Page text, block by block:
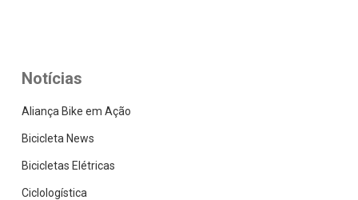
Notícias
Aliança Bike em Ação
Bicicleta News
Bicicletas Elétricas
Ciclologística